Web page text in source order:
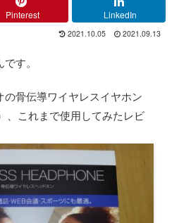
Pinterest LinkedIn
2021.10.05 2021.09.13
す。
の骨伝導ワイヤレスイヤホン
、これまで使用してみたレビ